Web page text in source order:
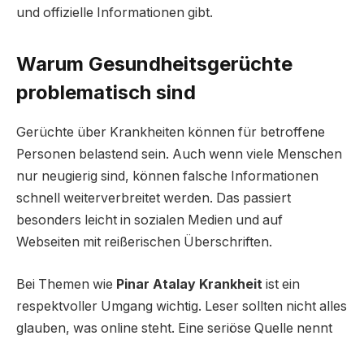
und offizielle Informationen gibt.
Warum Gesundheitsgerüchte
problematisch sind
Gerüchte über Krankheiten können für betroffene
Personen belastend sein. Auch wenn viele Menschen
nur neugierig sind, können falsche Informationen
schnell weiterverbreitet werden. Das passiert
besonders leicht in sozialen Medien und auf
Webseiten mit reißerischen Überschriften.
Bei Themen wie Pinar Atalay Krankheit ist ein
respektvoller Umgang wichtig. Leser sollten nicht alles
glauben, was online steht. Eine seriöse Quelle nennt